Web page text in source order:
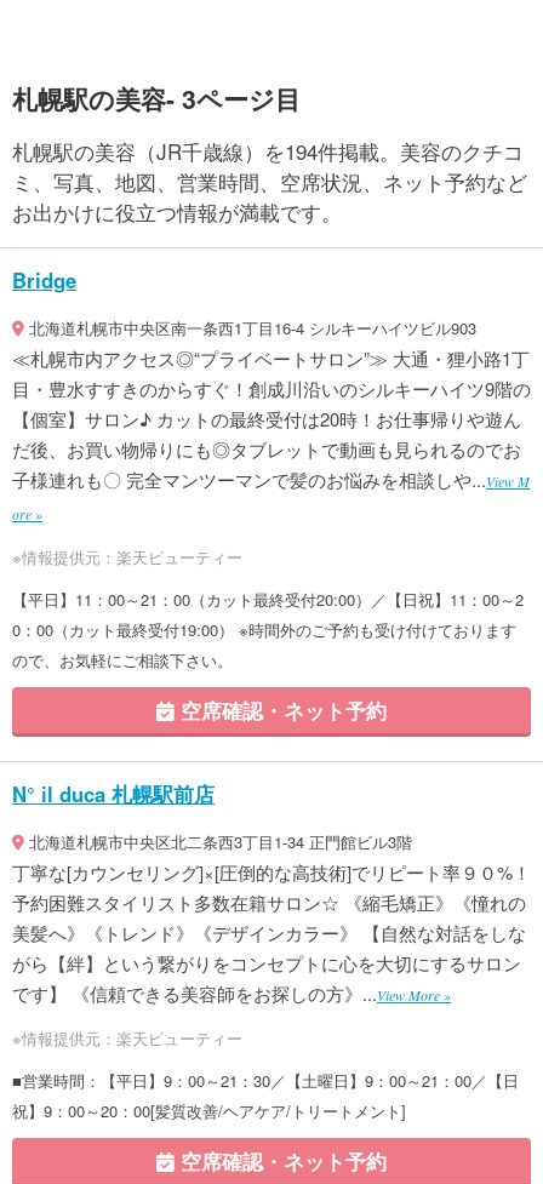
札幌駅の美容- 3ページ目
札幌駅の美容（JR千歳線）を194件掲載。美容のクチコ
ミ、写真、地図、営業時間、空席状況、ネット予約など
お出かけに役立つ情報が満載です。
Bridge
北海道札幌市中央区南一条西1丁目16-4 シルキーハイツビル903
≪札幌市内アクセス◎“プライベートサロン”≫ 大通・狸小路1丁
目・豊水すすきのからすぐ！創成川沿いのシルキーハイツ9階の
【個室】サロン♪ カットの最終受付は20時！お仕事帰りや遊ん
だ後、お買い物帰りにも◎タブレットで動画も見られるのでお
子様連れも〇 完全マンツーマンで髪のお悩みを相談しや...View M
ore »
※情報提供元：楽天ビューティー
【平日】11：00～21：00（カット最終受付20:00）／【日祝】11：00～2
0：00（カット最終受付19:00） ※時間外のご予約も受け付けております
ので、お気軽にご相談下さい。
空席確認・ネット予約
N° il duca 札幌駅前店
北海道札幌市中央区北二条西3丁目1-34 正門館ビル3階
丁寧な[カウンセリング]×[圧倒的な高技術]でリピート率９０%！
予約困難スタイリスト多数在籍サロン☆ 《縮毛矯正》《憧れの
美髪へ》《トレンド》《デザインカラー》 【自然な対話をしな
がら【絆】という繋がりをコンセプトに心を大切にするサロン
です】 《信頼できる美容師をお探しの方》...View More »
※情報提供元：楽天ビューティー
■営業時間：【平日】9：00～21：30／【土曜日】9：00～21：00／【日
祝】9：00～20：00[髪質改善/ヘアケア/トリートメント]
空席確認・ネット予約